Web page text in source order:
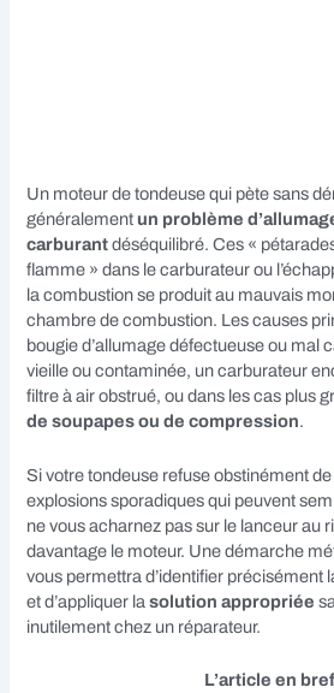
Un moteur de tondeuse qui pète sans
généralement un problème
carburantdéséquilibré. Ces «
flamme » dans le carburateur ou
la combustion se produit au mauvais
chambre de combustion. Les causes
bougie d’allumage défectueuse ou mal
vieille ou contaminée, un carburateur
filtre à air obstrué, ou dans les cas plus
de soupapes ou de compression.
Si votre tondeuse refuse obstinément
explosions sporadiques qui peuvent
ne vous acharnez pas sur le lanceur au
davantage le moteur. Une démarche
vous permettra d’identifier précisément
et d’appliquer lasolution appropriée
inutilement chez un réparateur.
L’article en bref